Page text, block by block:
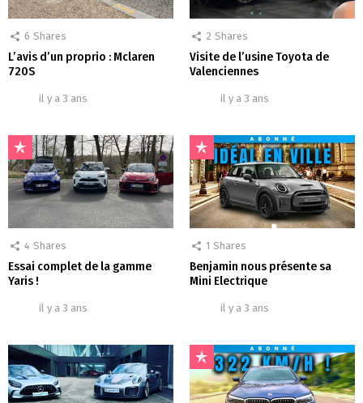
6 Shares
L’avis d’un proprio : Mclaren
720S
il y a 3 ans
2 Shares
Visite de l’usine Toyota de
Valenciennes
il y a 3 ans
4 Shares
Essai complet de la gamme
Yaris !
il y a 3 ans
1 Shares
Benjamin nous présente sa
Mini Electrique
il y a 3 ans